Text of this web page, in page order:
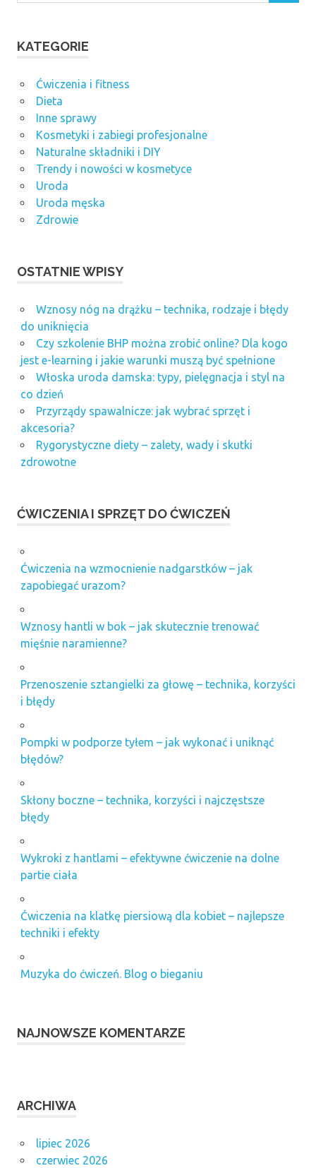
KATEGORIE
Ćwiczenia i fitness
Dieta
Inne sprawy
Kosmetyki i zabiegi profesjonalne
Naturalne składniki i DIY
Trendy i nowości w kosmetyce
Uroda
Uroda męska
Zdrowie
OSTATNIE WPISY
Wznosy nóg na drążku – technika, rodzaje i błędy
do uniknięcia
Czy szkolenie BHP można zrobić online? Dla kogo
jest e-learning i jakie warunki muszą być spełnione
Włoska uroda damska: typy, pielęgnacja i styl na
co dzień
Przyrządy spawalnicze: jak wybrać sprzęt i
akcesoria?
Rygorystyczne diety – zalety, wady i skutki
zdrowotne
ĆWICZENIA I SPRZĘT DO ĆWICZEŃ
Ćwiczenia na wzmocnienie nadgarstków – jak
zapobiegać urazom?
Wznosy hantli w bok – jak skutecznie trenować
mięśnie naramienne?
Przenoszenie sztangielki za głowę – technika, korzyści
i błędy
Pompki w podporze tyłem – jak wykonać i uniknąć
błędów?
Skłony boczne – technika, korzyści i najczęstsze
błędy
Wykroki z hantlami – efektywne ćwiczenie na dolne
partie ciała
Ćwiczenia na klatkę piersiową dla kobiet – najlepsze
techniki i efekty
Muzyka do ćwiczeń. Blog o bieganiu
NAJNOWSZE KOMENTARZE
ARCHIWA
lipiec 2026
czerwiec 2026